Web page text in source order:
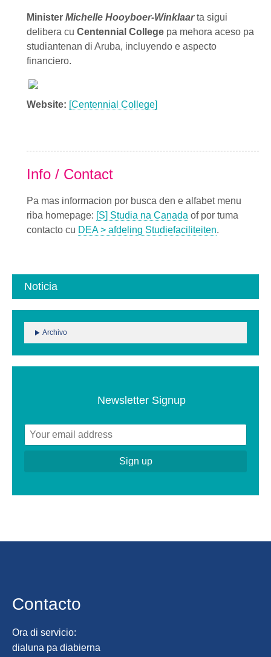
Minister Michelle Hooyboer-Winklaarta sigui
delibera cu Centennial College pa mehora aceso pa
studiantenan di Aruba, incluyendo e aspecto
financiero.
Website: [Centennial College]
Info / Contact
Pa mas informacion por busca den e alfabet menu
riba homepage: [S] Studia na Canada of por tuma
contacto cu DEA > afdeling Studiefaciliteiten.
Noticia
Archivo
Newsletter Signup
Contacto
Ora di servicio:
dialuna pa diabierna